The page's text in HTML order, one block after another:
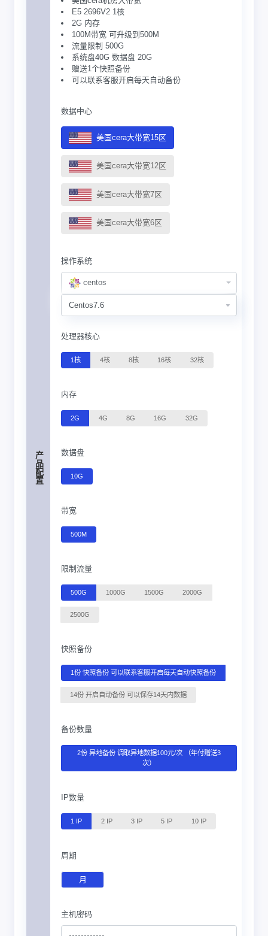
产品配置
E5 2696V2 1核
2G 内存
100M带宽 可升级到500M
流量限制 500G
系统盘40G 数据盘 20G
赠送1个快照备份
可以联系客服开启每天自动备份
数据中心
美国cera大带宽15区
美国cera大带宽12区
美国cera大带宽7区
美国cera大带宽6区
操作系统
centos
处理器核心
1核 4核 8核 16核 32核
内存
2G 4G 8G 16G 32G
数据盘
10G
带宽
500M
限制流量
500G 1000G 1500G 2000G
2500G
快照备份
1份 快照备份 可以联系客服开启每天自动快照备份
14份 开启自动备份 可以保存14天内数据
备份数量
2份 异地备份 调取异地数据100元/次 （年付赠送3
次）
IP数量
1 IP 2 IP 3 IP 5 IP 10 IP
周期
月
主机密码